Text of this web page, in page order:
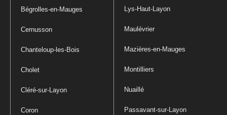
Bégrolles-en-Mauges
Cernusson
Chanteloup-les-Bois
Cholet
Cléré-sur-Layon
Coron
Lys-Haut-Layon
Maulévrier
Mazières-en-Mauges
Montilliers
Nuaillé
Passavant-sur-Layon